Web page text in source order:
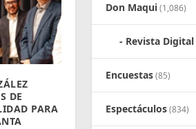
DE
PARA
Don Maqui(1,086)
Revista Digital
Encuestas(85)
Espectáculos(834)